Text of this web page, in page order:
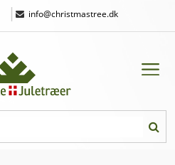
| info@christmastree.dk